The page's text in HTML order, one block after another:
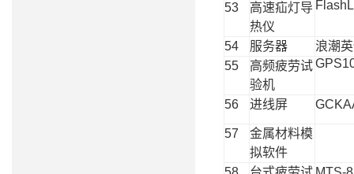
53
高速疝灯导
热仪
54 服务器
浪潮
55
高频疲劳试
验机
56 进线屏
57
金属材料模
拟软件